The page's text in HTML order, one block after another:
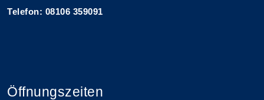
Telefon: 08106 359091
Öffnungszeiten